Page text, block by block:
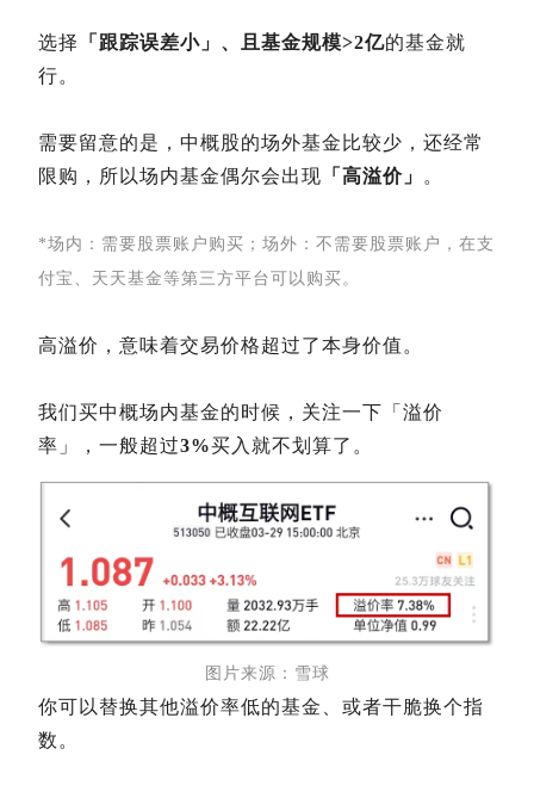
选择 「跟踪误差小」、且基金规模>2亿的基金就
行。
需要留意的是，中概股的场外基金比较少，还经常
限购，所以场内基金偶尔会出现 「高溢价」 。
*场内：需要股票账户购买；场外：不需要股票账户，在支
付宝、天天基金等第三方平台可以购买。
高溢价，意味着交易价格超过了本身价值。
我们买中概场内基金的时候，关注一下「溢价
率」，一般超过3%买入就不划算了。
图片来源：雪球
你可以替换其他溢价率低的基金、或者干脆换个指
数。